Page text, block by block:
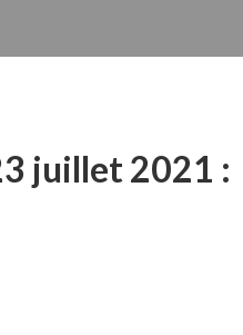
juillet 2021 :